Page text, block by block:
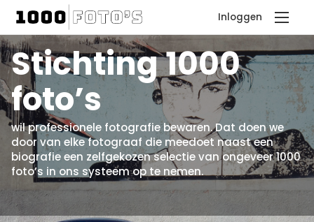
Inloggen
Stichting 1000
foto’s
wil professionele fotografie bewaren. Dat doen we
door van elke fotograaf die meedoet naast een
biografie een zelfgekozen selectie van ongeveer 1000
foto’s in ons systeem op te nemen.